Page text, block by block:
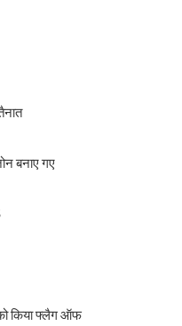
बनाए गए
किया फ्लैग ऑफ